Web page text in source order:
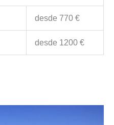
desde 770 €
desde 1200 €